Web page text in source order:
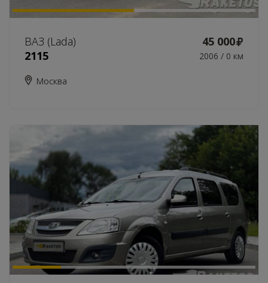
ВАЗ (Lada)
45 000
2115
2006 / 0 км
Москва